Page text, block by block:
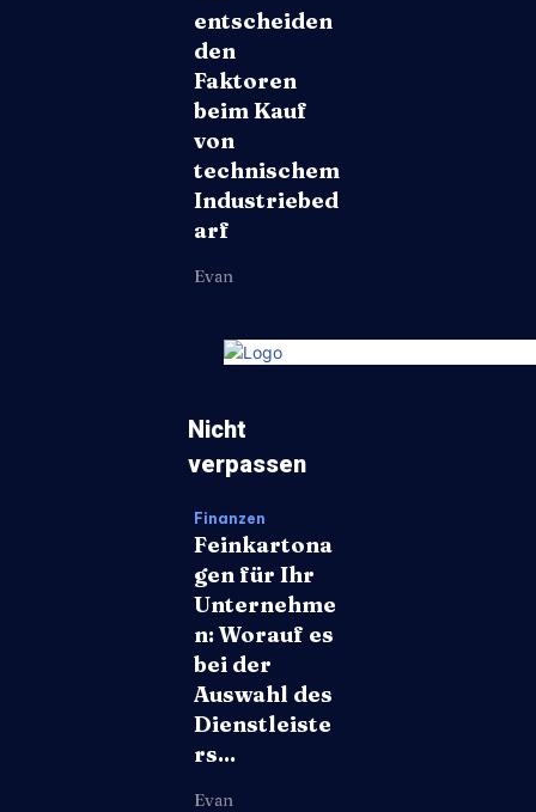
entscheiden
den
Faktoren
beim Kauf
von
technischem
Industriebed
arf
Evan
Nicht
verpassen
Finanzen
Feinkartona
gen für Ihr
Unternehme
n: Worauf es
bei der
Auswahl des
Dienstleiste
rs...
Evan